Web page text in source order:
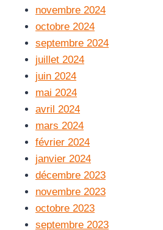
novembre 2024
octobre 2024
septembre 2024
juillet 2024
juin 2024
mai 2024
avril 2024
mars 2024
février 2024
janvier 2024
décembre 2023
novembre 2023
octobre 2023
septembre 2023